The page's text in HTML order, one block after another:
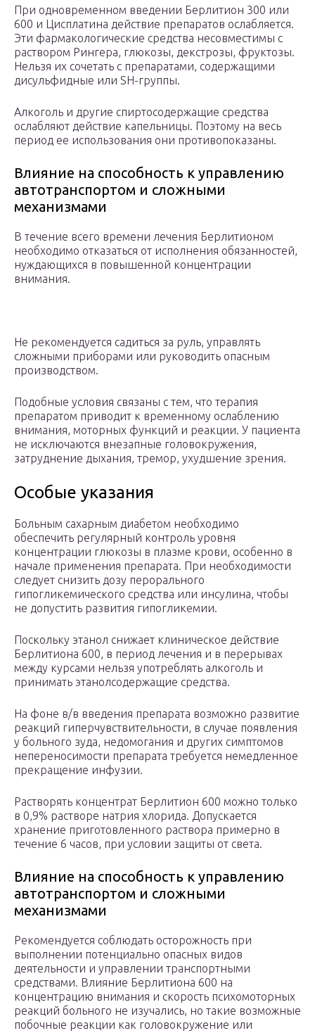
При одновременном введении Берлитион 300 или
600 и Цисплатина действие препаратов ослабляется.
Эти фармакологические средства несовместимы с
раствором Рингера, глюкозы, декстрозы, фруктозы.
Нельзя их сочетать с препаратами, содержащими
дисульфидные или SH-группы.
Алкоголь и другие спиртосодержащие средства
ослабляют действие капельницы. Поэтому на весь
период ее использования они противопоказаны.
Влияние на способность к управлению
автотранспортом и сложными
механизмами
В течение всего времени лечения Берлитионом
необходимо отказаться от исполнения обязанностей,
нуждающихся в повышенной концентрации
внимания.
Не рекомендуется садиться за руль, управлять
сложными приборами или руководить опасным
производством.
Подобные условия связаны с тем, что терапия
препаратом приводит к временному ослаблению
внимания, моторных функций и реакции. У пациента
не исключаются внезапные головокружения,
затруднение дыхания, тремор, ухудшение зрения.
Особые указания
Больным сахарным диабетом необходимо
обеспечить регулярный контроль уровня
концентрации глюкозы в плазме крови, особенно в
начале применения препарата. При необходимости
следует снизить дозу перорального
гипогликемического средства или инсулина, чтобы
не допустить развития гипогликемии.
Поскольку этанол снижает клиническое действие
Берлитиона 600, в период лечения и в перерывах
между курсами нельзя употреблять алкоголь и
принимать этанолсодержащие средства.
На фоне в/в введения препарата возможно развитие
реакций гиперчувствительности, в случае появления
у больного зуда, недомогания и других симптомов
непереносимости препарата требуется немедленное
прекращение инфузии.
Растворять концентрат Берлитион 600 можно только
в 0,9% растворе натрия хлорида. Допускается
хранение приготовленного раствора примерно в
течение 6 часов, при условии защиты от света.
Влияние на способность к управлению
автотранспортом и сложными
механизмами
Рекомендуется соблюдать осторожность при
выполнении потенциально опасных видов
деятельности и управлении транспортными
средствами. Влияние Берлитиона 600 на
концентрацию внимания и скорость психомоторных
реакций больного не изучались, но такие возможные
побочные реакции как головокружение или